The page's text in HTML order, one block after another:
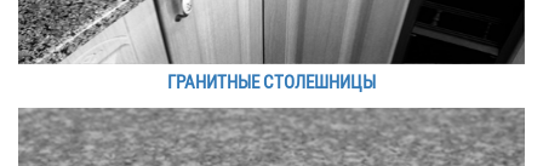
ГРАНИТНЫЕ СТОЛЕШНИЦЫ